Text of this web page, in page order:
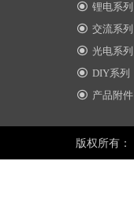
끧 交流系列
끧 锂电系列
끧 光电系列
끧 产品附件
끧 DIY系列
版权所有：